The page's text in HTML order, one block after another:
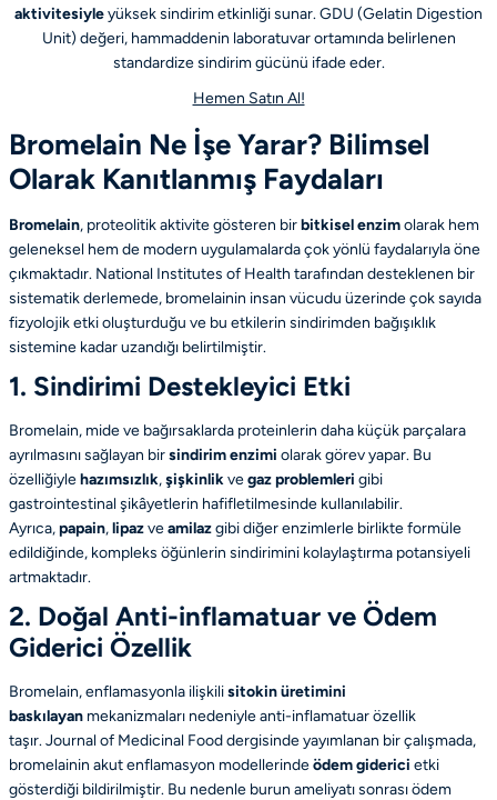
aktivitesiyleyüksek sindirim etkinliği sunar. GDU (Gelatin Digestion
Unit) değeri, hammaddenin laboratuvar ortamında belirlenen
standardize sindirim gücünü ifade eder.
Hemen Satın Al!
Bromelain Ne İşe Yarar? Bilimsel
Olarak Kanıtlanmış Faydaları
Bromelain, proteolitik aktivite gösteren birbitkisel enzimolarak hem
geleneksel hem de modern uygulamalarda çok yönlü faydalarıyla öne
çıkmaktadır. National Institutes of Health tarafından desteklenen bir
sistematik derlemede, bromelainin insan vücudu üzerinde çok sayıda
fizyolojik etki oluşturduğu ve bu etkilerin sindirimden bağışıklık
sistemine kadar uzandığı belirtilmiştir.
1. Sindirimi Destekleyici Etki
Bromelain, mide ve bağırsaklarda proteinlerin daha küçük parçalara
ayrılmasını sağlayan birsindirim enzimi olarak görev yapar. Bu
özelliğiylehazımsızlık,şişkinlikvegaz problemleri gibi
gastrointestinal şikâyetlerin hafifletilmesinde kullanılabilir.
Ayrıca,papain,lipazveamilazgibi diğer enzimlerle birlikte formüle
edildiğinde, kompleks öğünlerin sindirimini kolaylaştırma potansiyeli
artmaktadır.
2. Doğal Anti-inflamatuar ve Ödem
Giderici Özellik
Bromelain, enflamasyonla ilişkilisitokin üretimini
baskılayan mekanizmaları nedeniyle anti-inflamatuar özellik
taşır.Journal of Medicinal Fooddergisinde yayımlanan bir çalışmada,
bromelainin akut enflamasyon modellerindeödem giderici etki
gösterdiği bildirilmiştir. Bu nedenle burun ameliyatı sonrası ödem